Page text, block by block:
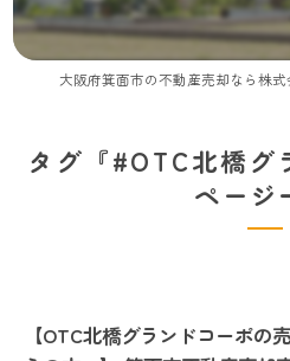
タグ『#OTC北橋グ
ページ
【OTC北橋グランドコーポの